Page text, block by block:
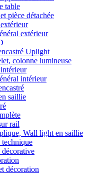
table
pièce détachée
extérieur
Uplight
colonne lumineuse
intérieur
saillie
rail
Wall light en saillie
technique
décorative
décoration